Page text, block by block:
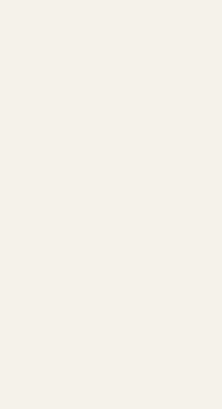
TOTALE
(OSC 2.2)
(Multiplier):
DB: 6.4754
2
FISCALE (Il sospettato per NO
Store ID: 105
ID: 238
In quali Zone Fiscali rientra il
in Geo Zone ID:
Tasso configurato: 22.0000%
FINALE
calcolata da osC: 22%
(Matematico): 7.899988